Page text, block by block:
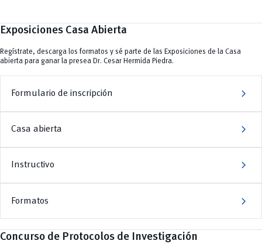
Exposiciones Casa Abierta
Regístrate, descarga los formatos y sé parte de las Exposiciones de la Casa
abierta para ganar la presea Dr. Cesar Hermida Piedra.
Formulario de inscripción chevron_right
Casa abierta chevron_right
Instructivo chevron_right
Formatos chevron_right
Concurso de Protocolos de Investigación